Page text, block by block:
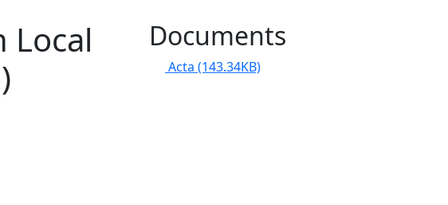
Local
Documents
Acta (143.34KB)